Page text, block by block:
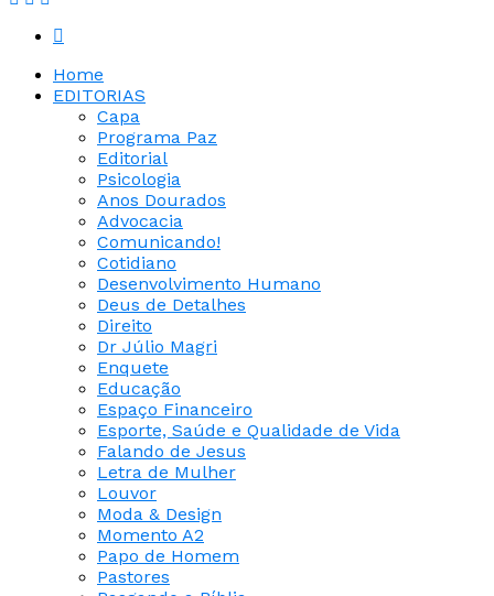
Home
EDITORIAS
Capa
Programa Paz
Editorial
Psicologia
Anos Dourados
Advocacia
Comunicando!
Cotidiano
Desenvolvimento Humano
Deus de Detalhes
Direito
Dr Júlio Magri
Enquete
Educação
Espaço Financeiro
Esporte, Saúde e Qualidade de Vida
Falando de Jesus
Letra de Mulher
Louvor
Moda & Design
Momento A2
Papo de Homem
Pastores